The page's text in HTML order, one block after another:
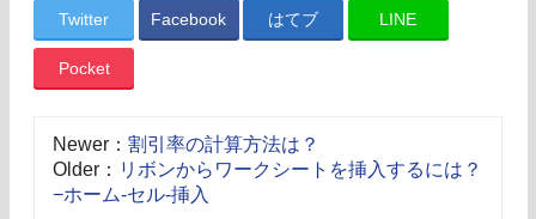
Twitter Facebook はてブ LINE
Pocket
Newer： 割引率の計算方法は？
Older： リボンからワークシートを挿入するには？
−ホーム-セル-挿入